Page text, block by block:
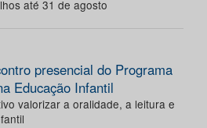
até 31 de agosto
presencial do Programa
Educação Infantil
valorizar a oralidade, a leitura e